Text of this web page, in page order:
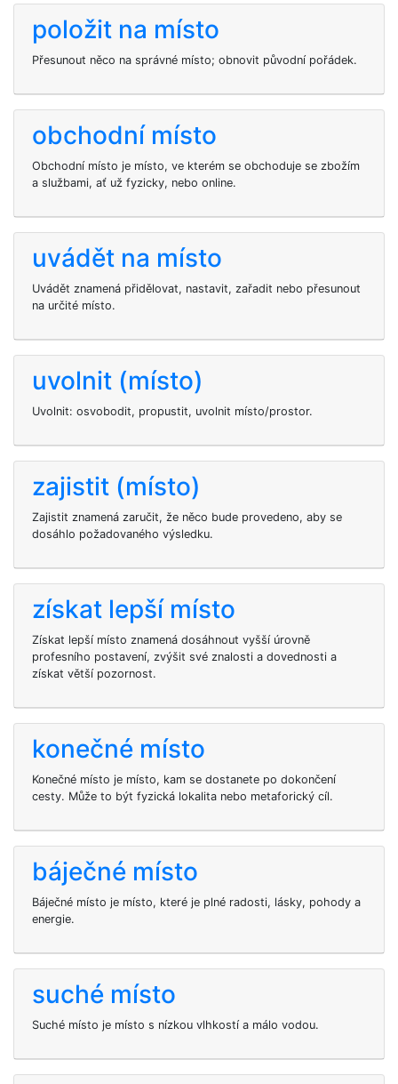
položit na místo
Přesunout něco na správné místo; obnovit původní pořádek.
obchodní místo
Obchodní místo je místo, ve kterém se obchoduje se zbožím
a službami, ať už fyzicky, nebo online.
uvádět na místo
Uvádět znamená přidělovat, nastavit, zařadit nebo přesunout
na určité místo.
uvolnit (místo)
Uvolnit: osvobodit, propustit, uvolnit místo/prostor.
zajistit (místo)
Zajistit znamená zaručit, že něco bude provedeno, aby se
dosáhlo požadovaného výsledku.
získat lepší místo
Získat lepší místo znamená dosáhnout vyšší úrovně
profesního postavení, zvýšit své znalosti a dovednosti a
získat větší pozornost.
konečné místo
Konečné místo je místo, kam se dostanete po dokončení
cesty. Může to být fyzická lokalita nebo metaforický cíl.
báječné místo
Báječné místo je místo, které je plné radosti, lásky, pohody a
energie.
suché místo
Suché místo je místo s nízkou vlhkostí a málo vodou.